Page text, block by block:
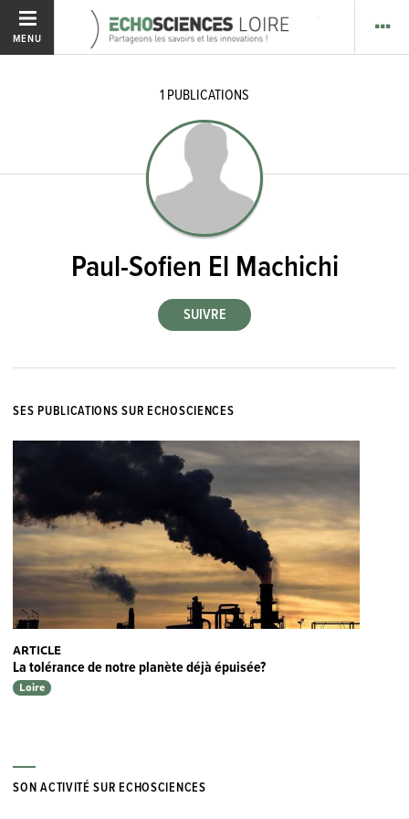
MENU
1 PUBLICATIONS
Paul-Sofien El Machichi
SES PUBLICATIONS SUR ECHOSCIENCES
ARTICLE
La tolérance de notre planète déjà épuisée?
Loire
SON ACTIVITÉ SUR ECHOSCIENCES